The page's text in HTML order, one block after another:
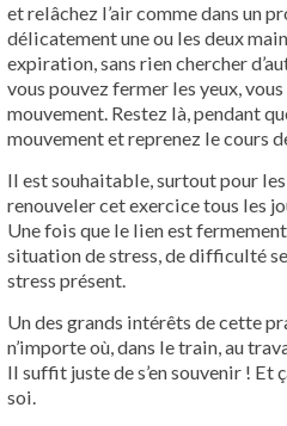
et relâchez l’air comme dans un
délicatement une ou les deux
expiration, sans rien chercher
vous pouvez fermer les yeux,
mouvement. Restez là, pendant
mouvement et reprenez le cours
Il est souhaitable, surtout pour
renouveler cet exercice tous les
Une fois que le lien est
situation de stress, de difficulté
stress présent.
Un des grands intérêts de cette
n’importe où, dans le train, au
Il suffit juste de s’en souvenir ! Et
soi.